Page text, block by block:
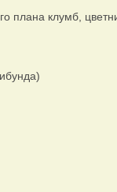
плана клумб,